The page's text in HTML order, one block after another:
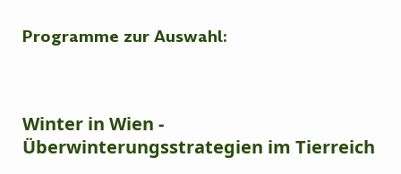
Programme zur Auswahl:
Winter in Wien -
Überwinterungsstrategien im Tierreich